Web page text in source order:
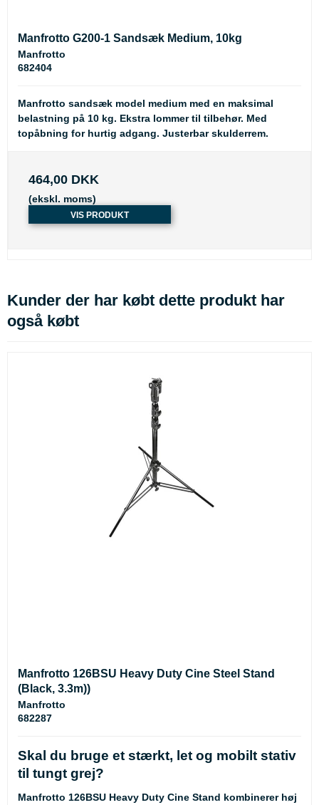
Manfrotto G200-1 Sandsæk Medium, 10kg
Manfrotto
682404
Manfrotto sandsæk model medium med en maksimal
belastning på 10 kg. Ekstra lommer til tilbehør. Med
topåbning for hurtig adgang. Justerbar skulderrem.
464,00 DKK
(ekskl. moms)
VIS PRODUKT
Kunder der har købt dette produkt har
også købt
Manfrotto 126BSU Heavy Duty Cine Steel Stand
(Black, 3.3m))
Manfrotto
682287
Skal du bruge et stærkt, let og mobilt stativ
til tungt grej?
Manfrotto 126BSU Heavy Duty Cine Stand kombinerer høj